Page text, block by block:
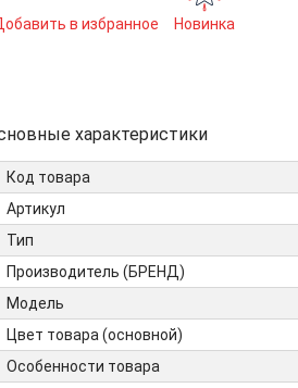
в избранное Новинка
характеристики
Код товара
Артикул
Тип
Производитель (БРЕНД)
Модель
Цвет товара (основной)
Особенности товара